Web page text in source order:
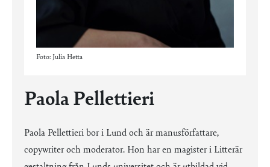
Foto: Julia Hetta
Paola Pellettieri
Paola Pellettieri bor i Lund och är manusförfattare,
copywriter och moderator. Hon har en magister i Litterär